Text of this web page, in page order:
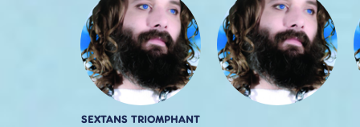
SEXTANS TRIOMPHANT